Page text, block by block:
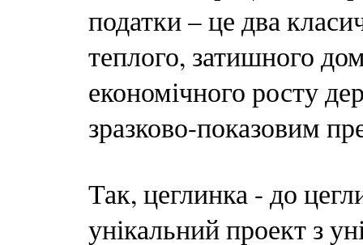
податки – це два
теплого, затишного
економічного росту
зразково-показовим
Так, цеглинка - до
унікальний проект з